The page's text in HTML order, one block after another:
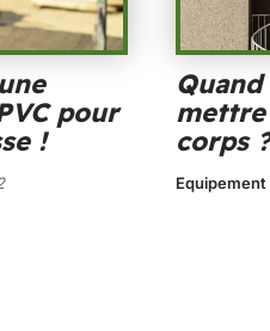
pour
!
corps ?
Equipement